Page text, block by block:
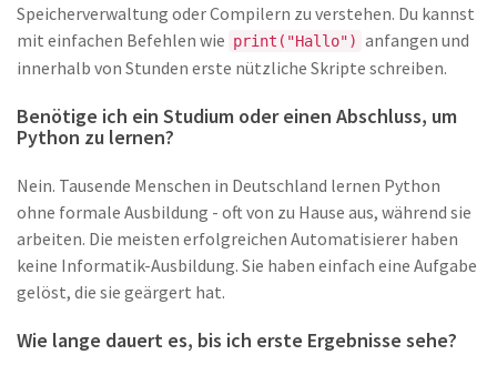
Speicherverwaltung oder Compilern zu verstehen. Du kannst
mit einfachen Befehlen wie print("Hallo") anfangen und
innerhalb von Stunden erste nützliche Skripte schreiben.
Benötige ich ein Studium oder einen Abschluss, um
Python zu lernen?
Nein. Tausende Menschen in Deutschland lernen Python
ohne formale Ausbildung - oft von zu Hause aus, während sie
arbeiten. Die meisten erfolgreichen Automatisierer haben
keine Informatik-Ausbildung. Sie haben einfach eine Aufgabe
gelöst, die sie geärgert hat.
Wie lange dauert es, bis ich erste Ergebnisse sehe?